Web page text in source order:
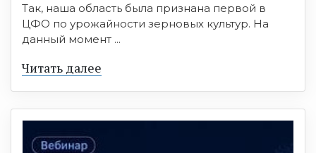
Так, наша область была признана первой в
ЦФО по урожайности зерновых культур. На
данный момент ...
Читать далее